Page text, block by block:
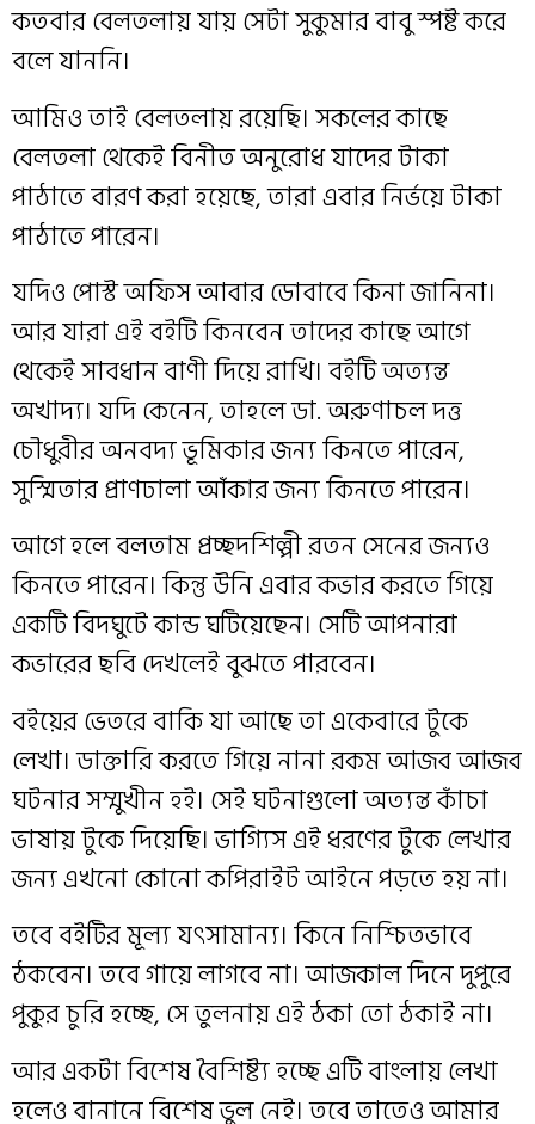
কতবার বেলতলায় যায় সেটা সুকুমার বাবু স্পষ্ট করে
বলে যাননি।
আমিও তাই বেলতলায় রয়েছি। সকলের কাছে
বেলতলা থেকেই বিনীত অনুরোধ যাদের টাকা
পাঠাতে বারণ করা হয়েছে, তারা এবার নির্ভয়ে টাকা
পাঠাতে পারেন।
যদিও পোস্ট অফিস আবার ডোবাবে কিনা জানিনা।
আর যারা এই বইটি কিনবেন তাদের কাছে আগে
থেকেই সাবধান বাণী দিয়ে রাখি। বইটি অত্যন্ত
অখাদ্য। যদি কেনেন, তাহলে ডা. অরুণাচল দত্ত
চৌধুরীর অনবদ্য ভূমিকার জন্য কিনতে পারেন,
সুস্মিতার প্রাণঢালা আঁকার জন্য কিনতে পারেন।
আগে হলে বলতাম প্রচ্ছদশিল্পী রতন সেনের জন্যও
কিনতে পারেন। কিন্তু উনি এবার কভার করতে গিয়ে
একটি বিদঘুটে কান্ড ঘটিয়েছেন। সেটি আপনারা
কভারের ছবি দেখলেই বুঝতে পারবেন।
বইয়ের ভেতরে বাকি যা আছে তা একেবারে টুকে
লেখা। ডাক্তারি করতে গিয়ে নানা রকম আজব আজব
ঘটনার সম্মুখীন হই। সেই ঘটনাগুলো অত্যন্ত কাঁচা
ভাষায় টুকে দিয়েছি। ভাগ্যিস এই ধরণের টুকে লেখার
জন্য এখনো কোনো কপিরাইট আইনে পড়তে হয় না।
তবে বইটির মূল্য যৎসামান্য। কিনে নিশ্চিতভাবে
ঠকবেন। তবে গায়ে লাগবে না। আজকাল দিনে দুপুরে
পুকুর চুরি হচ্ছে, সে তুলনায় এই ঠকা তো ঠকাই না।
আর একটা বিশেষ বৈশিষ্ট্য হচ্ছে এটি বাংলায় লেখা
হলেও বানানে বিশেষ ভুল নেই। তবে তাতেও আমার